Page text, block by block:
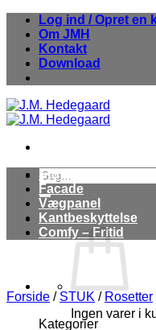
Fortsæt
indhold
Log ind / Opret en
Om JMH
Kontakt
Download
Søg
efter:
Ingen varer i
Stuk
Facade
Vægpanel
Kantbeskyttelse
Comfy – Fritid
Forside / STUK / Rosetter
Kategorier